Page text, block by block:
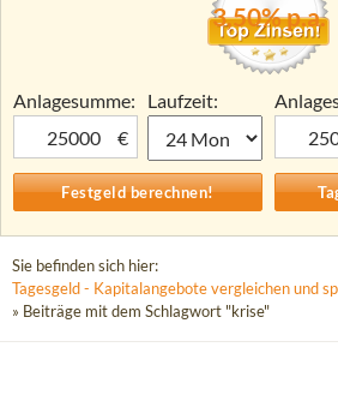
3,50% p.a.
Anlagesumme:
€
Laufzeit:
Sie befinden sich hier:
Tagesgeld - Kapitalangebote vergleichen und
» Beiträge mit dem Schlagwort "krise"